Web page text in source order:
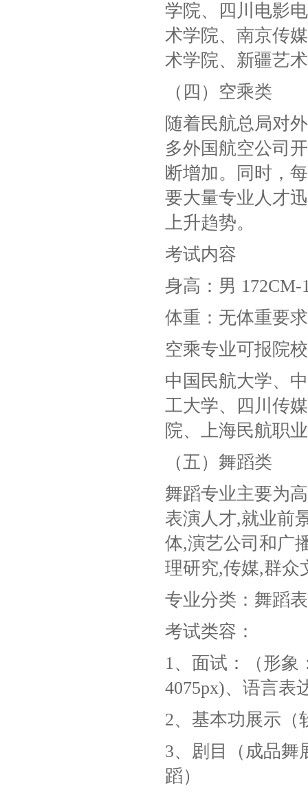
学院、四川电影
术学院、南京传
术学院、新疆艺
（四）空乘类
随着民航总局对
多外国航空公司
断增加。同时，
要大量专业人才
上升趋势。
考试内容
身高：男 172CM-
体重：无体重要求
空乘专业可报院
中国民航大学、
工大学、四川传
院、上海民航职
（五）舞蹈类
舞蹈专业主要为
表演人才,就业前
体,演艺公司和广
理研究,传媒,群众
专业分类：舞蹈
考试类容：
1、面试：（形象
4075px)、语言表
2、基本功展示（
3、剧目（成品舞
蹈）